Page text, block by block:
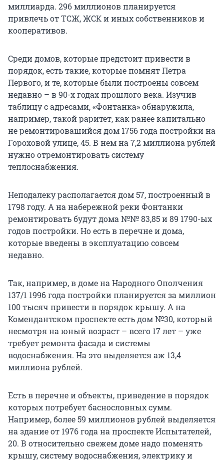
миллиарда. 296 миллионов планируется
привлечь от ТСЖ, ЖСК и иных собственников и
кооперативов.
Среди домов, которые предстоит привести в
порядок, есть такие, которые помнят Петра
Первого, и те, которые были построены совсем
недавно – в 90-х годах прошлого века. Изучив
таблицу с адресами, «Фонтанка» обнаружила,
например, такой раритет, как ранее капитально
не ремонтировашийся дом 1756 года постройки на
Гороховой улице, 45. В нем на 7,2 миллиона рублей
нужно отремонтировать систему
теплоснабжения.
Неподалеку располагается дом 57, построенный в
1798 году. А на набережной реки Фонтанки
ремонтировать будут дома №№ 83,85 и 89 1790-ых
годов постройки. Но есть в перечне и дома,
которые введены в эксплуатацию совсем
недавно.
Так, например, в доме на Народного Ополчения
137/1 1996 года постройки планируется за миллион
100 тысяч привести в порядок крышу. А на
Комендантском проспекте есть дом №30, который
несмотря на юный возраст – всего 17 лет – уже
требует ремонта фасада и системы
водоснабжения. На это выделяется аж 13,4
миллиона рублей.
Есть в перечне и объекты, приведение в порядок
которых потребует баснословных сумм.
Например, более 59 миллионов рублей выделяется
на здание от 1976 года на проспекте Испытателей,
20. В относительно свежем доме надо поменять
крышу, систему водоснабжения, электрику и